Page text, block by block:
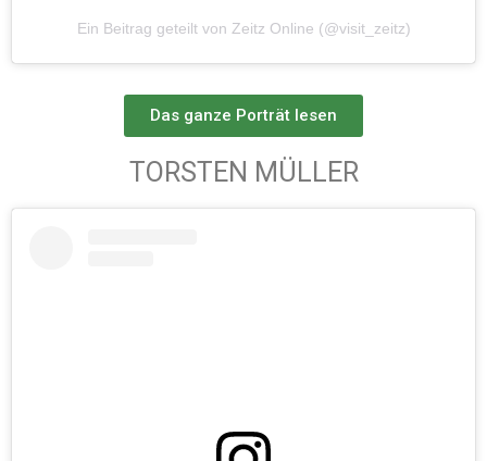
Ein Beitrag geteilt von Zeitz Online (@visit_zeitz)
Das ganze Porträt lesen
TORSTEN MÜLLER